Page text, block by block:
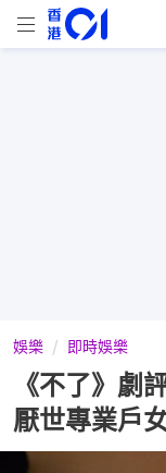
娛樂 即時娛樂
《不了》劇
厭世專業戶